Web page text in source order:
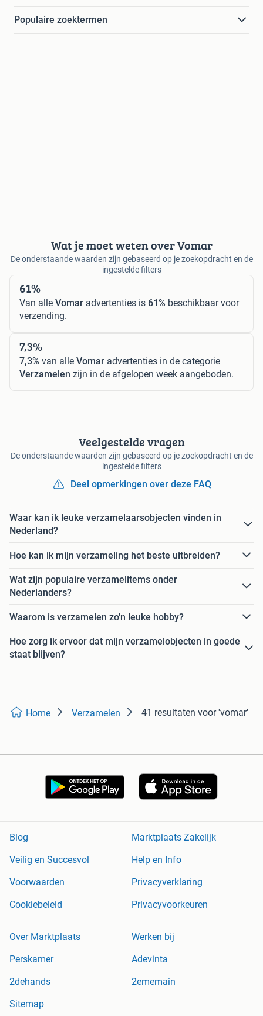
Populaire zoektermen
Wat je moet weten over Vomar
De onderstaande waarden zijn gebaseerd op je zoekopdracht en de
ingestelde filters
61%
Van alle Vomar advertenties is 61% beschikbaar voor
verzending.
7,3%
7,3% van alle Vomar advertenties in de categorie
Verzamelen zijn in de afgelopen week aangeboden.
Veelgestelde vragen
De onderstaande waarden zijn gebaseerd op je zoekopdracht en de
ingestelde filters
Deel opmerkingen over deze FAQ
Waar kan ik leuke verzamelaarsobjecten vinden in
Nederland?
Hoe kan ik mijn verzameling het beste uitbreiden?
Wat zijn populaire verzamelitems onder
Nederlanders?
Waarom is verzamelen zo'n leuke hobby?
Hoe zorg ik ervoor dat mijn verzamelobjecten in goede
staat blijven?
Home Verzamelen 41 resultaten voor 'vomar'
Blog
Marktplaats Zakelijk
Veilig en Succesvol
Help en Info
Voorwaarden
Privacyverklaring
Cookiebeleid
Privacyvoorkeuren
Over Marktplaats
Werken bij
Perskamer
Adevinta
2dehands
2ememain
Sitemap